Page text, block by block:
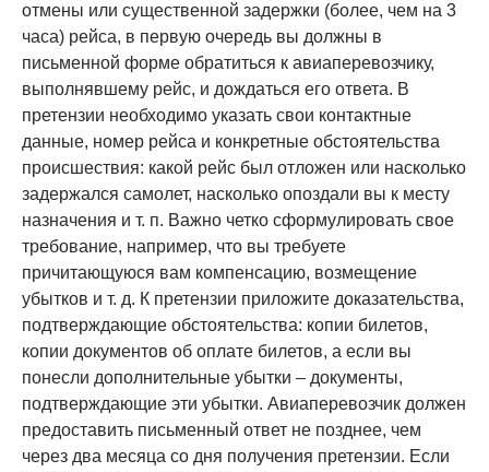
отмены или существенной задержки (более, чем на 3
часа) рейса, в первую очередь вы должны в
письменной форме обратиться к авиаперевозчику,
выполнявшему рейс, и дождаться его ответа. В
претензии необходимо указать свои контактные
данные, номер рейса и конкретные обстоятельства
происшествия: какой рейс был отложен или насколько
задержался самолет, насколько опоздали вы к месту
назначения и т. п. Важно четко сформулировать свое
требование, например, что вы требуете
причитающуюся вам компенсацию, возмещение
убытков и т. д. К претензии приложите доказательства,
подтверждающие обстоятельства: копии билетов,
копии документов об оплате билетов, а если вы
понесли дополнительные убытки – документы,
подтверждающие эти убытки. Авиаперевозчик должен
предоставить письменный ответ не позднее, чем
через два месяца со дня получения претензии. Если